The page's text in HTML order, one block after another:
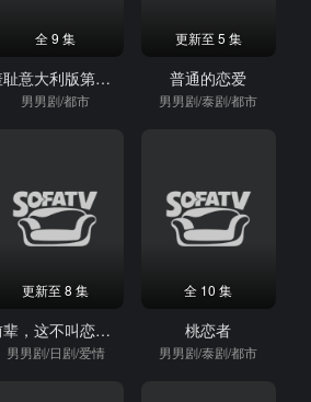
全 9 集
羞耻意大利版第二季
男男剧/都市
更新至 5 集
普通的恋爱
男男剧/泰剧/都市
更新至 8 集
前辈，这不叫恋爱！
男男剧/日剧/爱情
全 10 集
桃恋者
男男剧/泰剧/都市